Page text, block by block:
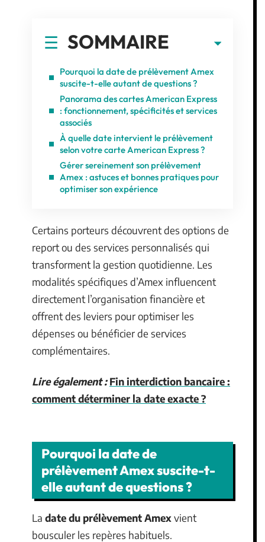
SOMMAIRE
Pourquoi la date de prélèvement Amex
suscite-t-elle autant de questions ?
Panorama des cartes American Express
: fonctionnement, spécificités et services
associés
À quelle date intervient le prélèvement
selon votre carte American Express ?
Gérer sereinement son prélèvement
Amex : astuces et bonnes pratiques pour
optimiser son expérience
Certains porteurs découvrent des options de
report ou des services personnalisés qui
transforment la gestion quotidienne. Les
modalités spécifiques d’Amex influencent
directement l’organisation financière et
offrent des leviers pour optimiser les
dépenses ou bénéficier de services
complémentaires.
Lire également : Fin interdiction bancaire :
comment déterminer la date exacte ?
Pourquoi la date de
prélèvement Amex suscite-t-
elle autant de questions ?
La date du prélèvement Amexvient
bousculer les repères habituels.